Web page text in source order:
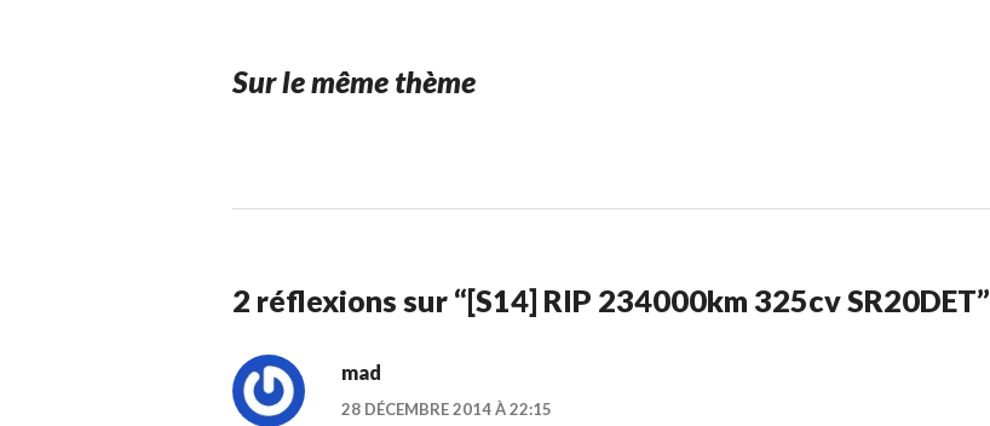
Sur le même thème
2 réflexions sur “[S14] RIP 234000km 325cv SR20DET”
mad
28 DÉCEMBRE 2014 À 22:15